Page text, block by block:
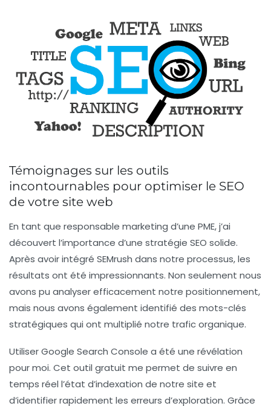
Témoignages sur les outils
incontournables pour optimiser le SEO
de votre site web
En tant que responsable marketing d’une PME, j’ai
découvert l’importance d’une stratégie SEO solide.
Après avoir intégré SEMrush dans notre processus, les
résultats ont été impressionnants. Non seulement nous
avons pu analyser efficacement notre positionnement,
mais nous avons également identifié des mots-clés
stratégiques qui ont multiplié notre trafic organique.
UtiliserGoogle Search Console a été une révélation
pour moi. Cet outil gratuit me permet de suivre en
temps réel l’état d’indexation de notre site et
d’identifier rapidement les erreurs d’exploration. Grâce